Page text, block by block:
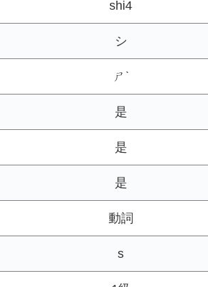
shi4
シ
ㄕˋ
是
是
是
動詞
s